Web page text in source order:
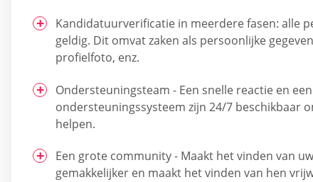
Kandidatuurverificatie in meerdere fasen: alle
geldig. Dit omvat zaken als persoonlijke
profielfoto, enz.
Ondersteuningsteam - Een snelle reactie en
ondersteuningssysteem zijn 24/7 beschikbaar
helpen.
Een grote community - Maakt het vinden van
gemakkelijker en maakt het vinden van hen